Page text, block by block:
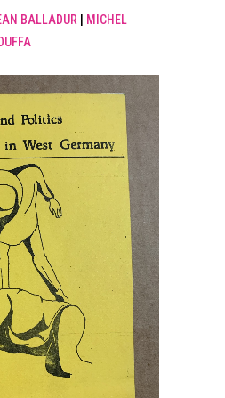
BALLADUR
MICHEL